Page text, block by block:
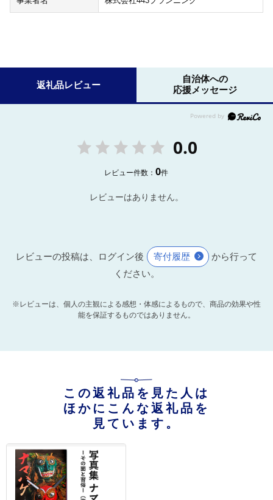
返礼品レビュー
自治体への
応援メッセージ
0.0
レビュー件数：0件
レビューはありません。
レビューの投稿は、ログイン後 寄付履歴
から行って
ください。
※レビューは、個人の主観による感想・体感によるもので、商品の効果や性
能を保証するものではありません。
この返礼品を見た人は
ほかにこんな返礼品を
見ています。